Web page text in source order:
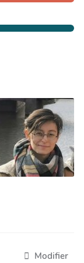
Modifier